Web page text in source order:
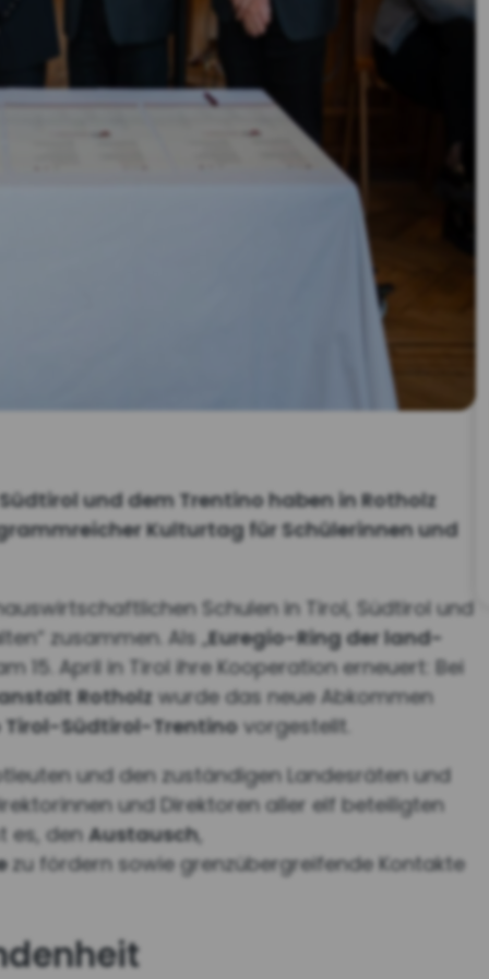
und dem Trentino haben in Rotholz
Kulturtag für Schülerinnen und
Schulen in Tirol, Südtirol und
zusammen. Als „Euregio-Ring der land-
15. April in Tirol ihre Kooperation erneuert: Bei
Rotholz wurde das neue Abkommen
Tirol-Südtirol-Trentino vorgestellt.
und den zuständigen Landesräten und
und Direktoren aller elf beteiligten
es, den Austausch,
zu fördern sowie grenzübergreifende Kontakte